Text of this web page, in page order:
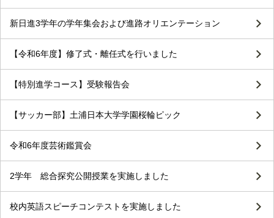
新日進3学年の学年集会および進路オリエンテーション
【令和6年度】修了式・離任式を行いました
【特別進学コース】受験報告会
【サッカー部】土浦日本大学学園桜輪ピック
令和6年度芸術鑑賞会
2学年 総合探究公開授業を実施しました
校内英語スピーチコンテストを実施しました